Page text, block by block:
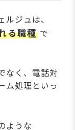
ルジュは、
る職種 で
なく、電話対
ム処理といっ
ような